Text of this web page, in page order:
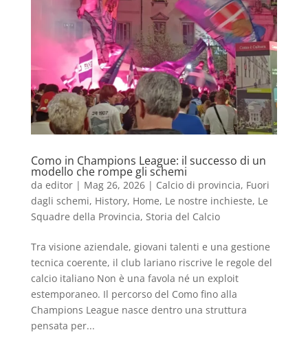
Como in Champions League: il successo di un
modello che rompe gli schemi
da editor| Mag 26, 2026| Calcio di provincia, Fuori
dagli schemi, History, Home, Le nostre inchieste, Le
Squadre della Provincia, Storia del Calcio
Tra visione aziendale, giovani talenti e una gestione
tecnica coerente, il club lariano riscrive le regole del
calcio italiano Non è una favola né un exploit
estemporaneo. Il percorso del Como fino alla
Champions League nasce dentro una struttura
pensata per...